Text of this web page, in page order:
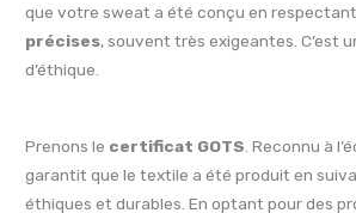
que votre sweat a été conçu en
précises, souvent très exigeantes. C’est
d’éthique.
Prenons le certificat GOTS . Reconnu à
garantit que le textile a été produit en
éthiques et durables. En optant pour des